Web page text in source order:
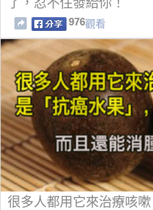
了，忍不住發給你！
976觀看
很多人都用它來治療咳